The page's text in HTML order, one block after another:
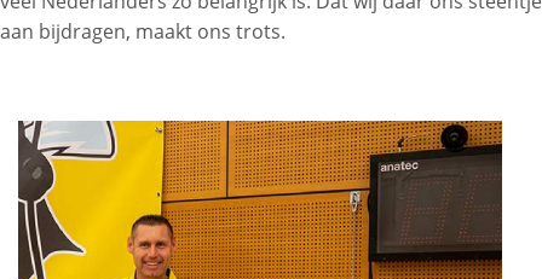
aan bijdragen, maakt ons trots.